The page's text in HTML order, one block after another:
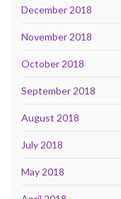
December 2018
November 2018
October 2018
September 2018
August 2018
July 2018
May 2018